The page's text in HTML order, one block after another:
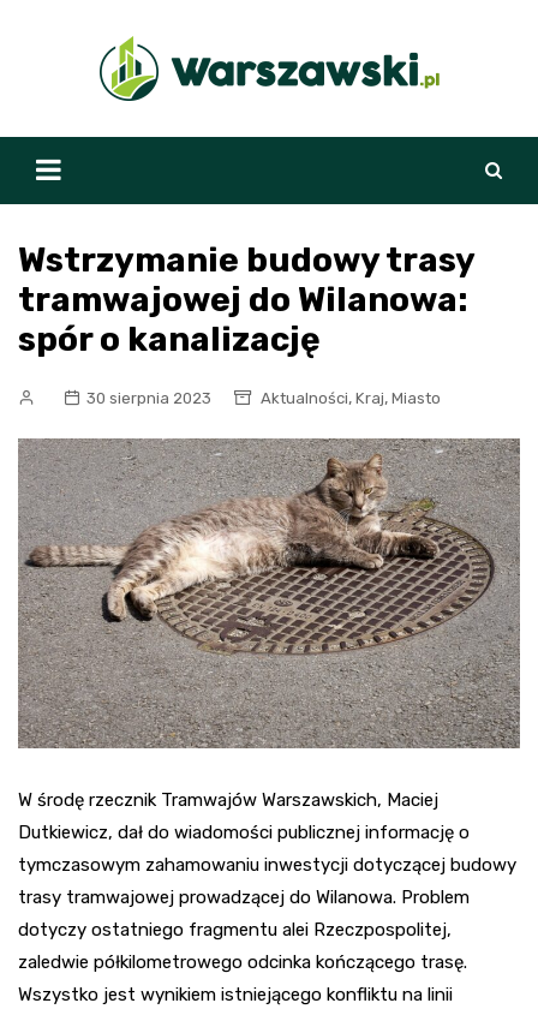
Wstrzymanie budowy trasy
tramwajowej do Wilanowa:
spór o kanalizację
30 sierpnia 2023 Aktualności, Kraj, Miasto
W środę rzecznik Tramwajów Warszawskich, Maciej
Dutkiewicz, dał do wiadomości publicznej informację o
tymczasowym zahamowaniu inwestycji dotyczącej budowy
trasy tramwajowej prowadzącej do Wilanowa. Problem
dotyczy ostatniego fragmentu alei Rzeczpospolitej,
zaledwie półkilometrowego odcinka kończącego trasę.
Wszystko jest wynikiem istniejącego konfliktu na linii